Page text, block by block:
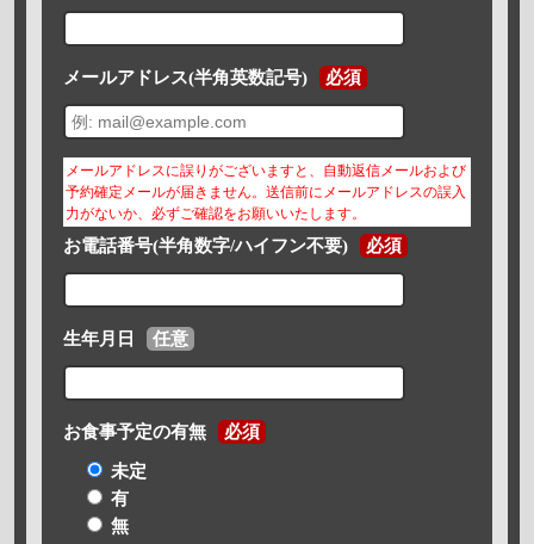
メールアドレス(半角英数記号) 必須
メールアドレスに誤りがございますと、自動返信メールおよび
予約確定メールが届きません。送信前にメールアドレスの誤入
力がないか、必ずご確認をお願いいたします。
お電話番号(半角数字/ハイフン不要) 必須
生年月日 任意
お食事予定の有無 必須
未定
有
無